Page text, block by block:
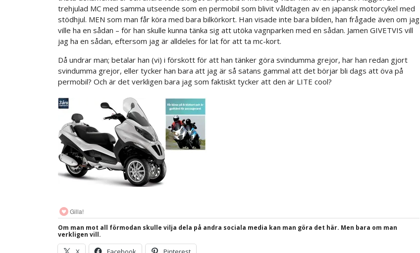
trehjulad MC med samma utseende som en permobil som blivit våldtagen av en japansk motorcykel med
stödhjul. MEN som man får köra med bara bilkörkort. Han visade inte bara bilden, han frågade även om jag
ville ha en sådan – för han skulle kunna tänka sig att utöka vagnparken med en sådan. Jamen GIVETVIS vill
jag ha en sådan, eftersom jag är alldeles för lat för att ta mc-kort.
Då undrar man; betalar han (vi) i förskott för att han tänker göra svindumma grejor, har han redan gjort
svindumma grejor, eller tycker han bara att jag är så satans gammal att det börjar bli dags att öva på
permobil? Och är det verkligen bara jag som faktiskt tycker att den är LITE cool?
Gilla!
Om man mot all förmodan skulle vilja dela på andra sociala media kan man göra det här. Men bara om man
verkligen vill.